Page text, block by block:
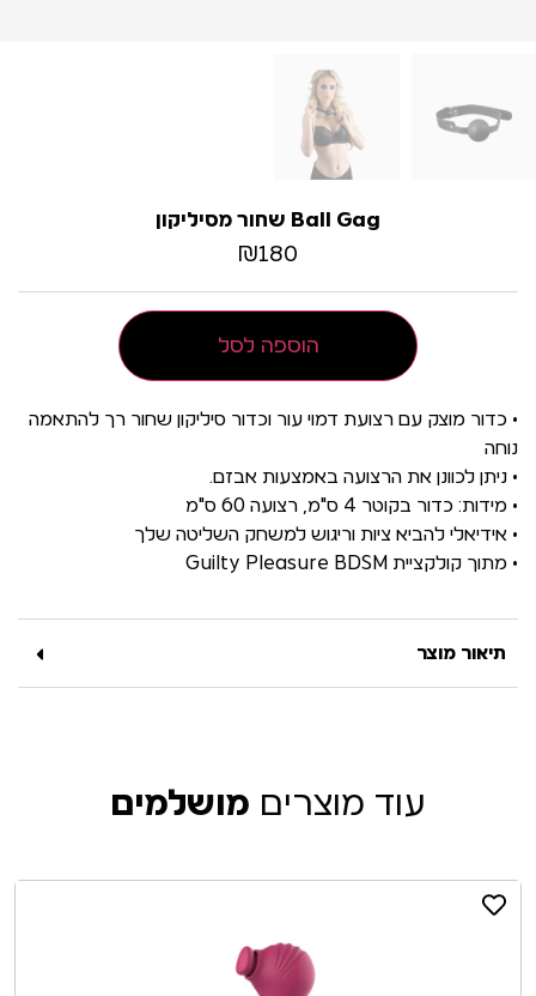
Ball Gag שחור מסיליקון
₪180
הוספה לסל
• כדור מוצק עם רצועת דמוי עור וכדור סיליקון שחור רך להתאמה
נוחה
• ניתן לכוונן את הרצועה באמצעות אבזם.
• מידות: כדור בקוטר 4 ס"מ, רצועה 60 ס"מ
• אידיאלי להביא ציות וריגוש למשחק השליטה שלך
• מתוך קולקציית Guilty Pleasure BDSM
תיאור מוצר
עוד מוצרים מושלמים